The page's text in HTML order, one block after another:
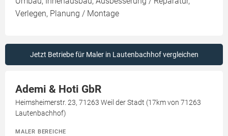
Verlegen, Planung / Montage
Jetzt Betriebe für Maler in Lautenbachhof vergleichen
Ademi & Hoti GbR
Heimsheimerstr. 23, 71263 Weil der Stadt (17km von 71263
Lautenbachhof)
MALER BEREICHE